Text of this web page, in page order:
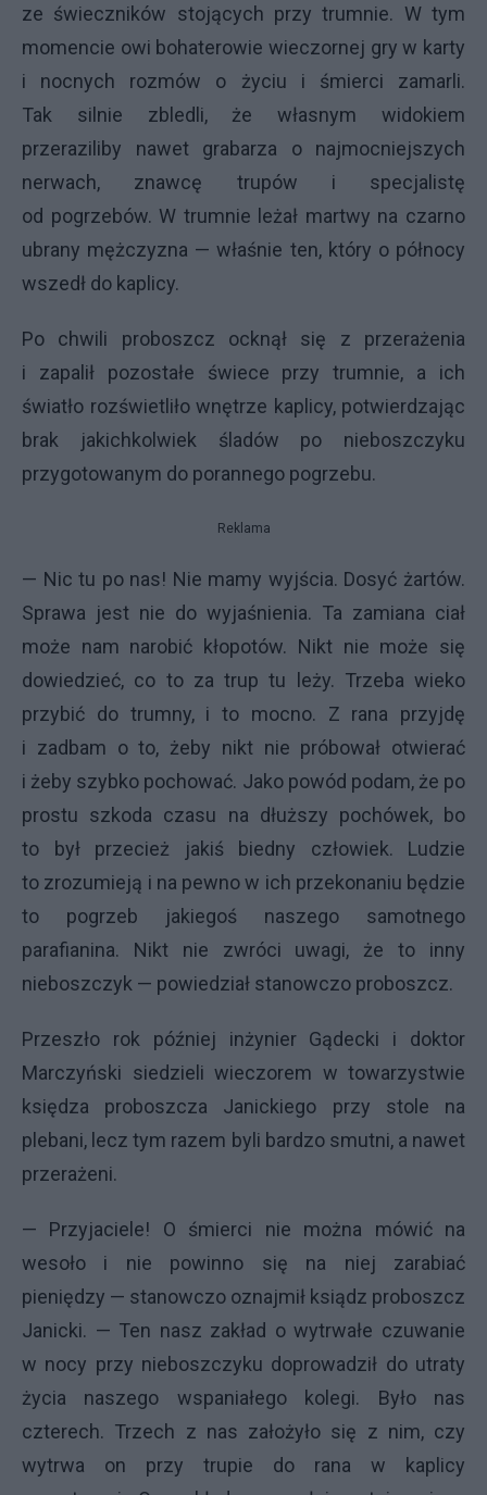
ze świeczników stojących przy trumnie. W tym
momencie owi bohaterowie wieczornej gry w karty
i nocnych rozmów o życiu i śmierci zamarli.
Tak silnie zbledli, że własnym widokiem
przeraziliby nawet grabarza o najmocniejszych
nerwach, znawcę trupów i specjalistę
od pogrzebów. W trumnie leżał martwy na czarno
ubrany mężczyzna — właśnie ten, który o północy
wszedł do kaplicy.
Po chwili proboszcz ocknął się z przerażenia
i zapalił pozostałe świece przy trumnie, a ich
światło rozświetliło wnętrze kaplicy, potwierdzając
brak jakichkolwiek śladów po nieboszczyku
przygotowanym do porannego pogrzebu.
Reklama
— Nic tu po nas! Nie mamy wyjścia. Dosyć żartów.
Sprawa jest nie do wyjaśnienia. Ta zamiana ciał
może nam narobić kłopotów. Nikt nie może się
dowiedzieć, co to za trup tu leży. Trzeba wieko
przybić do trumny, i to mocno. Z rana przyjdę
i zadbam o to, żeby nikt nie próbował otwierać
i żeby szybko pochować. Jako powód podam, że po
prostu szkoda czasu na dłuższy pochówek, bo
to był przecież jakiś biedny człowiek. Ludzie
to zrozumieją i na pewno w ich przekonaniu będzie
to pogrzeb jakiegoś naszego samotnego
parafianina. Nikt nie zwróci uwagi, że to inny
nieboszczyk — powiedział stanowczo proboszcz.
Przeszło rok później inżynier Gądecki i doktor
Marczyński siedzieli wieczorem w towarzystwie
księdza proboszcza Janickiego przy stole na
plebani, lecz tym razem byli bardzo smutni, a nawet
przerażeni.
— Przyjaciele! O śmierci nie można mówić na
wesoło i nie powinno się na niej zarabiać
pieniędzy — stanowczo oznajmił ksiądz proboszcz
Janicki. — Ten nasz zakład o wytrwałe czuwanie
w nocy przy nieboszczyku doprowadził do utraty
życia naszego wspaniałego kolegi. Było nas
czterech. Trzech z nas założyło się z nim, czy
wytrwa on przy trupie do rana w kaplicy